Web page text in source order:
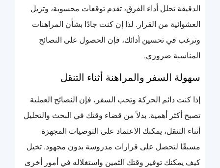
الدقيقة تحلل أداء الفرق، تقدم توقعات محسوبة، وتزيل
العشوائية من القرار. لذا إن كنت جادًا بشأن المراهنات
وترغب في تحسين أدائك، فإن الحصول على النصائح
المناسبة ضروري.
سهولة السفر والمراهنة أثناء التنقل
إذا كنت دائم الحركة وتحب السفر، فإن النصائح العملية
تصبح أكثر أهمية. بدلاً من قضاء وقتك في البحث والتحليل
أثناء التنقل، يمكنك الاعتماد على التوصيات المجهزة
مسبقًا لتحصل على قرارات مدروسة بدون مجهود. تخيل
كيف يمكنك توفير وقتك الثمين واستغلاله في أمور أخرى